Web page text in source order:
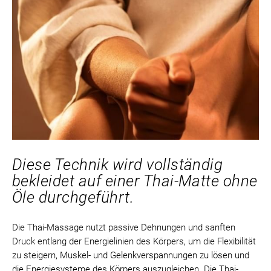
Diese Technik wird vollständig
bekleidet auf einer Thai-Matte ohne
Öle durchgeführt.
Die Thai-Massage nutzt passive Dehnungen und sanften
Druck entlang der Energielinien des Körpers, um die Flexibilität
zu steigern, Muskel- und Gelenkverspannungen zu lösen und